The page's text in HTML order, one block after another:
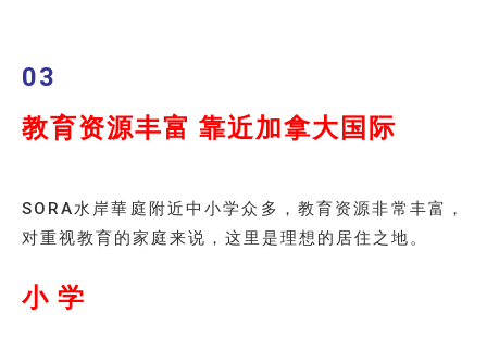
03
教育资源丰富 靠近加拿大国际
SORA水岸華庭附近中小学众多，教育资源非常丰富，
对重视教育的家庭来说，这里是理想的居住之地。
小 学